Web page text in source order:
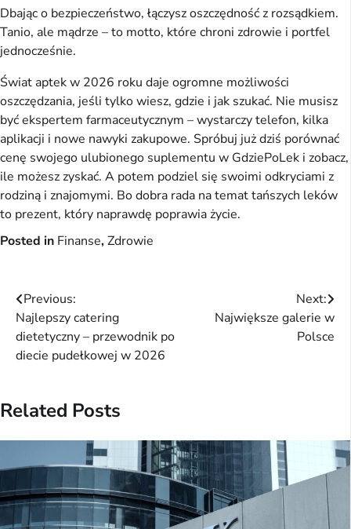
Dbając o bezpieczeństwo, łączysz oszczędność z rozsądkiem.
Tanio, ale mądrze – to motto, które chroni zdrowie i portfel
jednocześnie.
Świat aptek w 2026 roku daje ogromne możliwości
oszczędzania, jeśli tylko wiesz, gdzie i jak szukać. Nie musisz
być ekspertem farmaceutycznym – wystarczy telefon, kilka
aplikacji i nowe nawyki zakupowe. Spróbuj już dziś porównać
cenę swojego ulubionego suplementu w GdziePoLek i zobacz,
ile możesz zyskać. A potem podziel się swoimi odkryciami z
rodziną i znajomymi. Bo dobra rada na temat tańszych leków
to prezent, który naprawdę poprawia życie.
Posted in Finanse,Zdrowie
Nawigacja
wpisu
Previous:
Najlepszy catering
dietetyczny – przewodnik po
diecie pudełkowej w 2026
Next:
Największe galerie w
Polsce
Related Posts